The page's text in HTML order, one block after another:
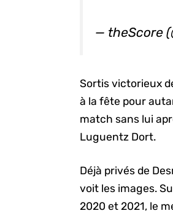
— theScore
Sortis victorieux
à la fête pour
match sans lui
Luguentz Dort.
Déjà privés de
voit les images.
2020 et 2021, le